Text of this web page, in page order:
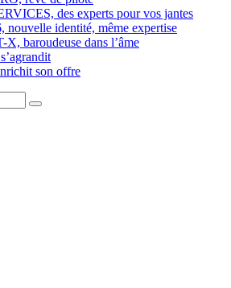
des experts pour vos jantes
identité, même expertise
baroudeuse dans l’âme
son offre